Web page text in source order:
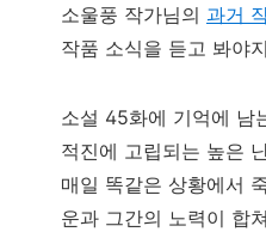
소울풍 작가님의 과거
작품 소식을 듣고 봐야
소설 45화에 기억에 남
적진에 고립되는 높은
매일 똑같은 상황에서
운과 그간의 노력이 합